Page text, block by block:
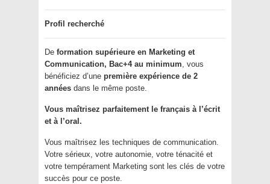
Profil recherché
De formation supérieure en Marketing et
Communication, Bac+4 au minimum, vous
bénéficiez d’une première expérience de 2
années dans le même poste.
Vous maîtrisez parfaitement le français à l’écrit
et à l’oral.
Vous maîtrisez les techniques de communication.
Votre sérieux, votre autonomie, votre ténacité et
votre tempérament Marketing sont les clés de votre
succès pour ce poste.